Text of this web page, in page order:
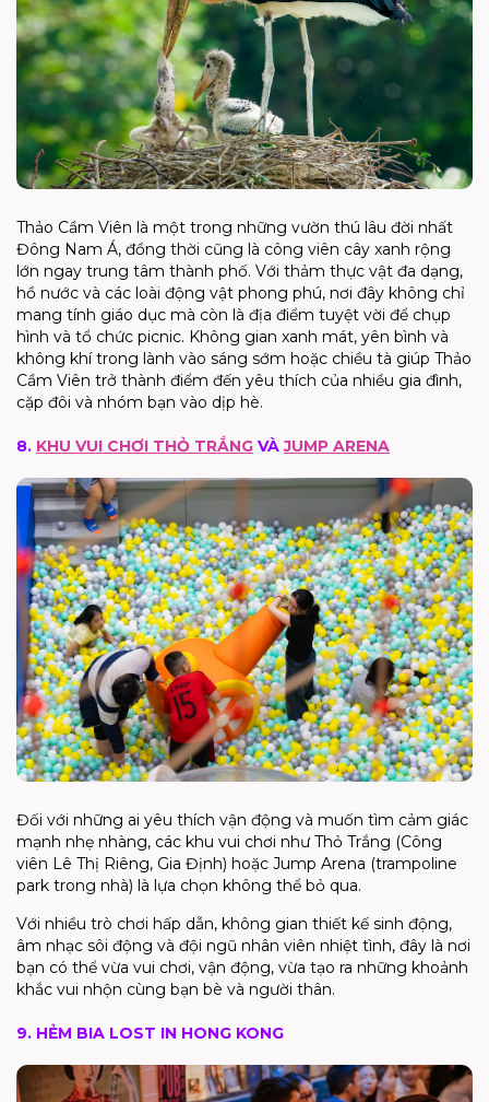
Thảo Cầm Viên là một trong những vườn thú lâu đời nhất
Đông Nam Á, đồng thời cũng là công viên cây xanh rộng
lớn ngay trung tâm thành phố. Với thảm thực vật đa dạng,
hồ nước và các loài động vật phong phú, nơi đây không chỉ
mang tính giáo dục mà còn là địa điểm tuyệt vời để chụp
hình và tổ chức picnic. Không gian xanh mát, yên bình và
không khí trong lành vào sáng sớm hoặc chiều tà giúp Thảo
Cầm Viên trở thành điểm đến yêu thích của nhiều gia đình,
cặp đôi và nhóm bạn vào dịp hè.
8. KHU VUI CHƠI THỎ TRẮNG VÀJUMP ARENA
Đối với những ai yêu thích vận động và muốn tìm cảm giác
mạnh nhẹ nhàng, các khu vui chơi như Thỏ Trắng (Công
viên Lê Thị Riêng, Gia Định) hoặc Jump Arena (trampoline
park trong nhà) là lựa chọn không thể bỏ qua.
Với nhiều trò chơi hấp dẫn, không gian thiết kế sinh động,
âm nhạc sôi động và đội ngũ nhân viên nhiệt tình, đây là nơi
bạn có thể vừa vui chơi, vận động, vừa tạo ra những khoảnh
khắc vui nhộn cùng bạn bè và người thân.
9. HẺM BIA LOST IN HONG KONG